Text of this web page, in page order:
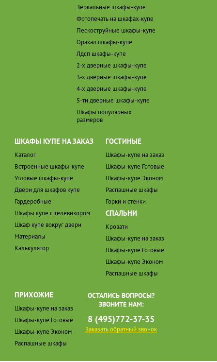
Зеркальные шкафы-купе
Фотопечать на шкафах-купе
Пескоструйные шкафы-купе
Оракал шкафы-купе
Лдсп шкафы-купе
2-х дверные шкафы-купе
3-х дверные шкафы-купе
4-х дверные шкафы-купе
5-ти дверные шкафы-купе
Шкафы популярных
размеров
ШКАФЫ КУПЕ НА ЗАКАЗ
Каталог
Встроенные шкафы-купе
Угловые шкафы-купе
Двери для шкафов купе
Гардеробные
Шкафы купе с телевизором
Шкаф купе вокруг двери
Материалы
Калькулятор
ГОСТИНЫЕ
Шкафы-купе на заказ
Шкафы-купе Готовые
Шкафы-купе Эконом
Распашные шкафы
Горки и стенки
СПАЛЬНИ
Кровати
Шкафы-купе на заказ
Шкафы-купе Готовые
Шкафы-купе Эконом
Распашные шкафы
ПРИХОЖИЕ
Шкафы-купе на заказ
Шкафы-купе Готовые
Шкафы-купе Эконом
Распашные шкафы
ОСТАЛИСЬ ВОПРОСЫ?
ЗВОНИТЕ НАМ:
8 (495)772-37-35
Заказать обратный звонок